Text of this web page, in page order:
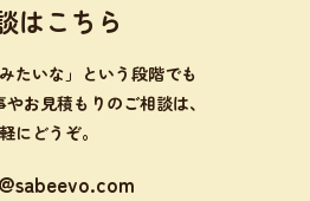
はこちら
たいな」という段階でも
お見積もりのご相談は、
にどうぞ。